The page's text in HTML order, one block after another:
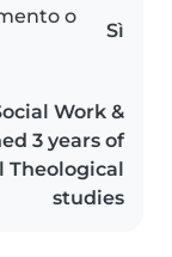
o
Sì
Work &
3 years of
Theological
studies